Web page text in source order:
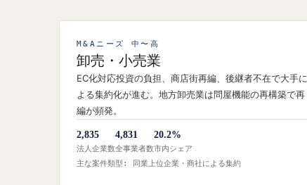
M&Aニーズ 中〜高
卸売・小売業
EC化対応投資の負担、商店街再編、後継者不在で大手に
よる集約化が進む。地方卸売業は問屋機能の再構築で再
編が頻発。
2,835
法人企業数
4,831
全事業者数
20.2%
市内シェア
主な案件類型: 同業上位企業・商社による集約